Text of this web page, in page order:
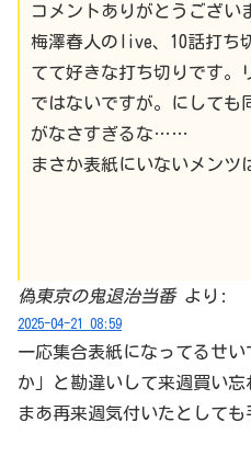
コメントありがとうござい
梅澤春人のlive、10話打ち
てて好きな打ち切りです。
ではないですが。にしても
がなさすぎるな……
まさか表紙にいないメンツ
偽東京の鬼退治当番 より:
2025-04-21 08:59
一応集合表紙になってるせ
か」と勘違いして来週買い
まあ再来週気付いたとして